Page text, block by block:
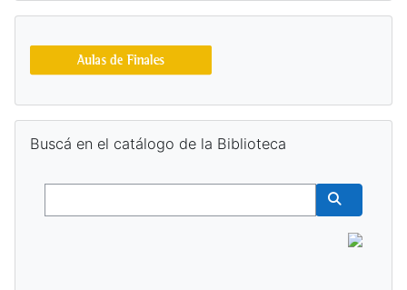
Buscá en el catálogo de la Biblioteca
Buscar